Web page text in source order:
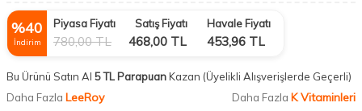
%40
İndirim
Piyasa Fiyatı
780,00TL
Satış Fiyatı
468,00 TL
Havale Fiyatı
453,96 TL
Bu Ürünü Satın Al 5 TL ParapuanKazan (Üyelikli Alışverişlerde Geçerli)
Daha Fazla LeeRoy Daha Fazla K Vitaminleri